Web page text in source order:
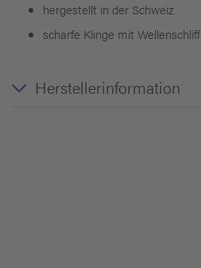
hergestellt in der Schweiz
scharfe Klinge mit Wellenschliff
Herstellerinformation